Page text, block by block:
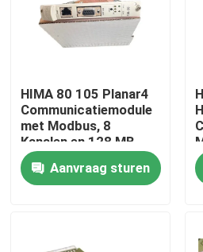
Thuis
Video's
HIMA 80 105 Planar4
Communicatiemodule
met Modbus, 8
Kanalen en 128 MB
Geheugen voor
Veiligheidssystemen
Aanvraag sturen